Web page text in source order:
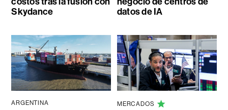
Skydance
datos de IA
ARGENTINA MERCADOS